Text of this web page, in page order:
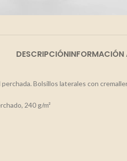
DESCRIPCIÓN
Bolsillos laterales con
240 g/m²